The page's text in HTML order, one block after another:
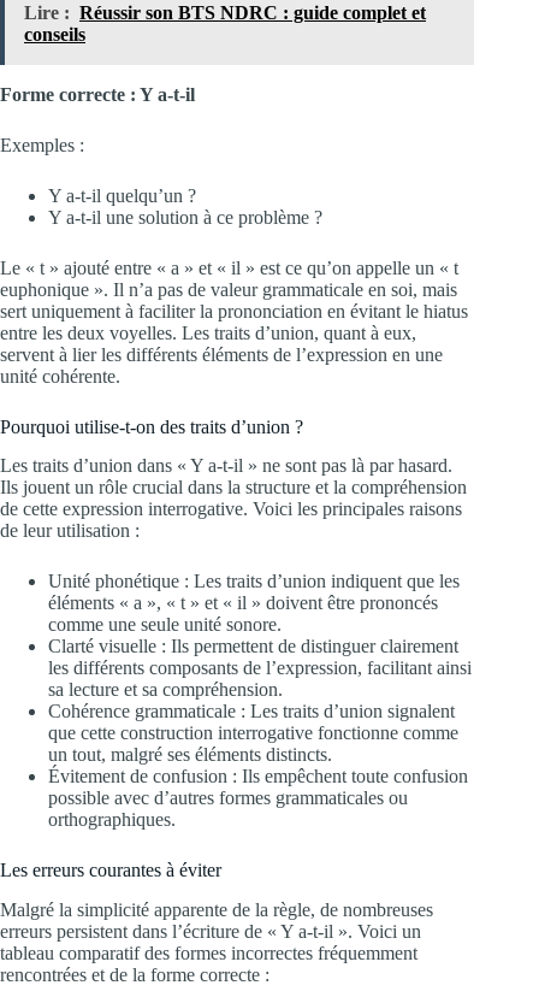
Lire : Réussir son BTS NDRC : guide complet et
conseils
Forme correcte : Y a-t-il
Exemples :
Y a-t-il quelqu’un ?
Y a-t-il une solution à ce problème ?
Le « t » ajouté entre « a » et « il » est ce qu’on appelle un « t
euphonique ». Il n’a pas de valeur grammaticale en soi, mais
sert uniquement à faciliter la prononciation en évitant le hiatus
entre les deux voyelles. Les traits d’union, quant à eux,
servent à lier les différents éléments de l’expression en une
unité cohérente.
Pourquoi utilise-t-on des traits d’union ?
Les traits d’union dans « Y a-t-il » ne sont pas là par hasard.
Ils jouent un rôle crucial dans la structure et la compréhension
de cette expression interrogative. Voici les principales raisons
de leur utilisation :
Unité phonétique : Les traits d’union indiquent que les
éléments « a », « t » et « il » doivent être prononcés
comme une seule unité sonore.
Clarté visuelle : Ils permettent de distinguer clairement
les différents composants de l’expression, facilitant ainsi
sa lecture et sa compréhension.
Cohérence grammaticale : Les traits d’union signalent
que cette construction interrogative fonctionne comme
un tout, malgré ses éléments distincts.
Évitement de confusion : Ils empêchent toute confusion
possible avec d’autres formes grammaticales ou
orthographiques.
Les erreurs courantes à éviter
Malgré la simplicité apparente de la règle, de nombreuses
erreurs persistent dans l’écriture de « Y a-t-il ». Voici un
tableau comparatif des formes incorrectes fréquemment
rencontrées et de la forme correcte :